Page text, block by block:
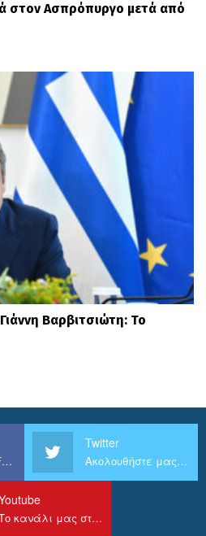
στον Ασπρόπυργο μετά από
Βαρβιτσιώτη: Το
Βρείτε μας στο Facebook
Twitter
Ακολουθήστε μας στο Twitter
Το κανάλι μας στο Youtube